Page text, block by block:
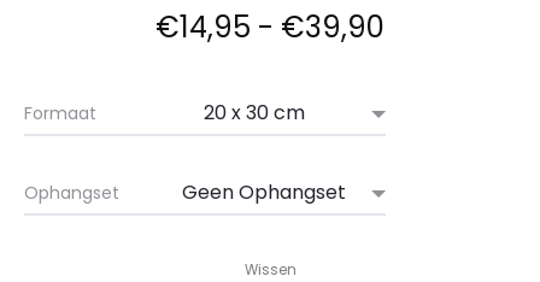
€14,95 - €39,90
Formaat
Ophangset
Wissen